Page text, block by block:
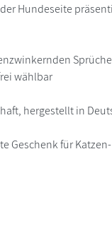
Hundeseite
wählbar
hergestellt in
Geschenk für